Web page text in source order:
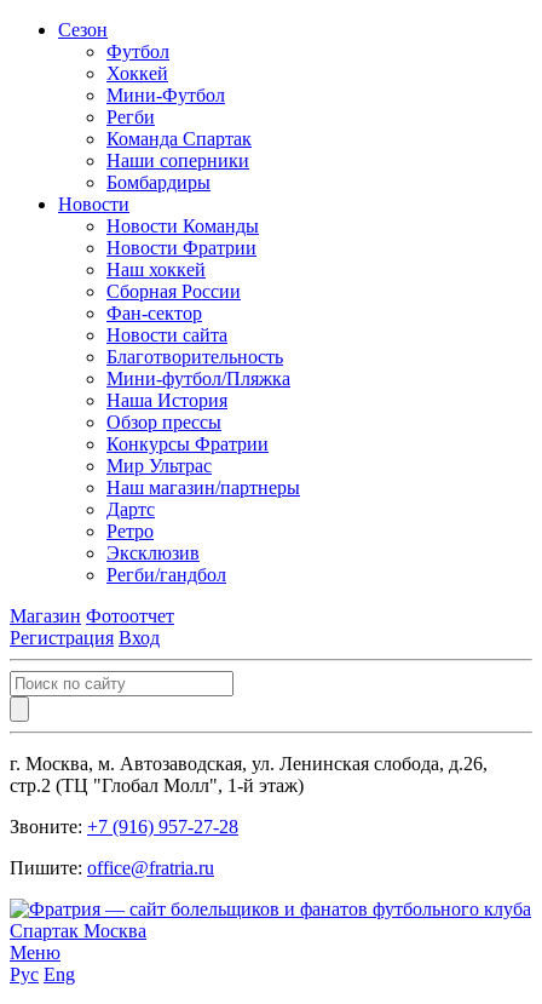
Сезон
Футбол
Хоккей
Мини-Футбол
Регби
Команда Спартак
Наши соперники
Бомбардиры
Новости
Новости Команды
Новости Фратрии
Наш хоккей
Сборная России
Фан-cектор
Новости сайта
Благотворительность
Мини-футбол/Пляжка
Наша История
Обзор прессы
Конкурсы Фратрии
Мир Ультрас
Наш магазин/партнеры
Дартс
Ретро
Эксклюзив
Регби/гандбол
Магазин Фотоотчет
Регистрация Вход
г. Москва, м. Автозаводская, ул. Ленинская слобода, д.26,
стр.2 (ТЦ "Глобал Молл", 1-й этаж)
Звоните: +7 (916) 957-27-28
Пишите: office@fratria.ru
Меню
Рус Eng